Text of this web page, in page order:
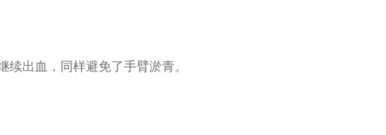
出血，同样避免了手臂淤青。